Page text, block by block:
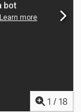
1 / 18